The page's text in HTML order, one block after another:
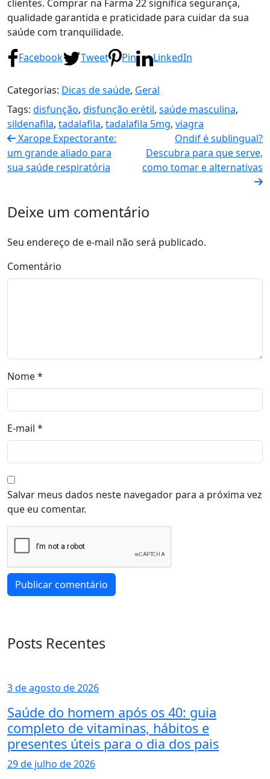
clientes. Comprar na Farma 22 significa segurança,
qualidade garantida e praticidade para cuidar da sua
saúde com tranquilidade.
Facebook
Tweet Pin LinkedIn
Categorias: Dicas de saúde, Geral
Tags: disfunção, disfunção erétil, saúde masculina,
sildenafila, tadalafila, tadalafila 5mg, viagra
Xarope Expectorante:
um grande aliado para
sua saúde respiratória
Ondif é sublingual?
Descubra para que serve,
como tomar e alternativas
Deixe um comentário
Seu endereço de e-mail não será publicado.
Comentário
Nome*
E-mail *
Salvar meus dados neste navegador para a próxima vez
que eu comentar.
Posts Recentes
3 de agosto de 2026
Saúde do homem após os 40: guia
completo de vitaminas, hábitos e
presentes úteis para o dia dos pais
29 de julho de 2026